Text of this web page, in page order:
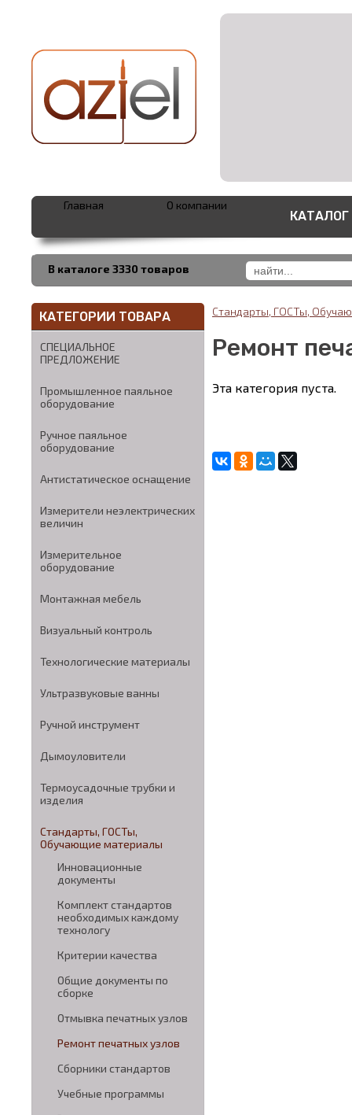
В каталоге 3330 товаров
Главная О компании
КАТАЛОГ
КАТЕГОРИИ ТОВАРА
СПЕЦИАЛЬНОЕ
ПРЕДЛОЖЕНИЕ
Промышленное паяльное
оборудование
Ручное паяльное
оборудование
Антистатическое оснащение
Измерители неэлектрических
величин
Измерительное
оборудование
Монтажная мебель
Визуальный контроль
Технологические материалы
Ультразвуковые ванны
Ручной инструмент
Дымоуловители
Термоусадочные трубки и
изделия
Стандарты, ГОСТы,
Обучающие материалы
Инновационные
документы
Комплект стандартов
необходимых каждому
технологу
Критерии качества
Общие документы по
сборке
Отмывка печатных узлов
Ремонт печатных узлов
Сборники стандартов
Учебные программы
Стандарты, ГОСТы,
Ремонт
Эта категория пуста.